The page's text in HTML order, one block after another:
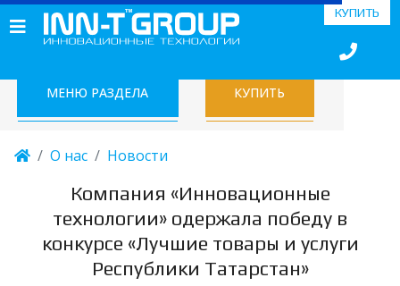
КУПИТЬ
МЕНЮ РАЗДЕЛА КУПИТЬ
О нас Новости
Компания «Инновационные
технологии» одержала победу в
конкурсе «Лучшие товары и услуги
Республики Татарстан»